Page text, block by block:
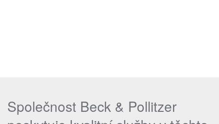
Společnost Beck & Pollitzer